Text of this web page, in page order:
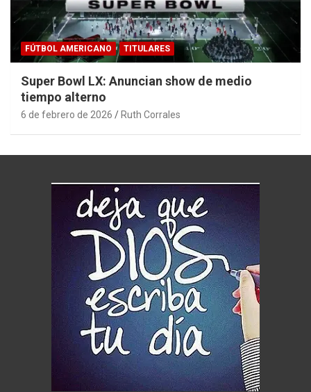
FÚTBOL AMERICANO TITULARES
Super Bowl LX: Anuncian show de medio
tiempo alterno
6 de febrero de 2026 Ruth Corrales